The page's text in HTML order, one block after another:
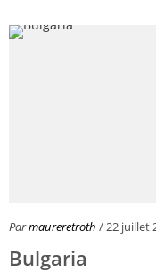
Parmaureretroth / 22 juillet
Bulgaria